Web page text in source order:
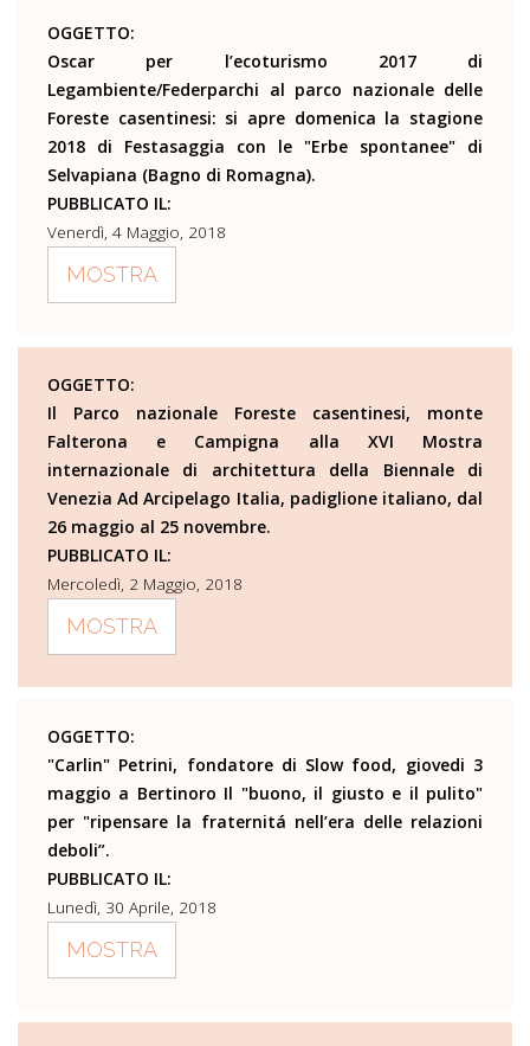
OGGETTO:
Oscar per l’ecoturismo 2017 di
Legambiente/Federparchi al parco nazionale delle
Foreste casentinesi: si apre domenica la stagione
2018 di Festasaggia con le "Erbe spontanee" di
Selvapiana (Bagno di Romagna).
PUBBLICATO IL:
Venerdì, 4 Maggio, 2018
MOSTRA
OGGETTO:
Il Parco nazionale Foreste casentinesi, monte
Falterona e Campigna alla XVI Mostra
internazionale di architettura della Biennale di
Venezia Ad Arcipelago Italia, padiglione italiano, dal
26 maggio al 25 novembre.
PUBBLICATO IL:
Mercoledì, 2 Maggio, 2018
MOSTRA
OGGETTO:
"Carlin" Petrini, fondatore di Slow food, giovedi 3
maggio a Bertinoro Il "buono, il giusto e il pulito"
per "ripensare la fraternitá nell’era delle relazioni
deboli”.
PUBBLICATO IL:
Lunedì, 30 Aprile, 2018
MOSTRA